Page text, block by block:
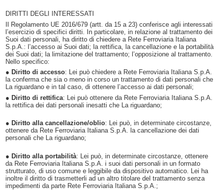
DIRITTI DEGLI INTERESSATI
Il Regolamento UE 2016/679 (artt. da 15 a 23) conferisce agli interessati
l’esercizio di specifici diritti. In particolare, in relazione al trattamento dei
Suoi dati personali, ha diritto di chiedere a Rete Ferroviaria Italiana
S.p.A.: l’accesso ai Suoi dati; la rettifica, la cancellazione e la portabilità
dei Suoi dati; la limitazione del trattamento; l’opposizione al trattamento.
Nello specifico:
● Diritto di accesso: Lei può chiedere a Rete Ferroviaria Italiana S.p.A.
la conferma che sia o meno in corso un trattamento di dati personali che
La riguardano e in tal caso, di ottenere l’accesso ai dati personali;
● Diritto di rettifica: Lei può ottenere da Rete Ferroviaria Italiana S.p.A.
la rettifica dei dati personali inesatti che La riguardano;
● Diritto alla cancellazione/oblio: Lei può, in determinate circostanze,
ottenere da Rete Ferroviaria Italiana S.p.A. la cancellazione dei dati
personali che La riguardano;
● Diritto alla portabilità: Lei può, in determinate circostanze, ottenere
da Rete Ferroviaria Italiana S.p.A. i suoi dati personali in un formato
strutturato, di uso comune e leggibile da dispositivo automatico. Lei ha
inoltre il diritto di trasmetterli ad un altro titolare del trattamento senza
impedimenti da parte Rete Ferroviaria Italiana S.p.A.;